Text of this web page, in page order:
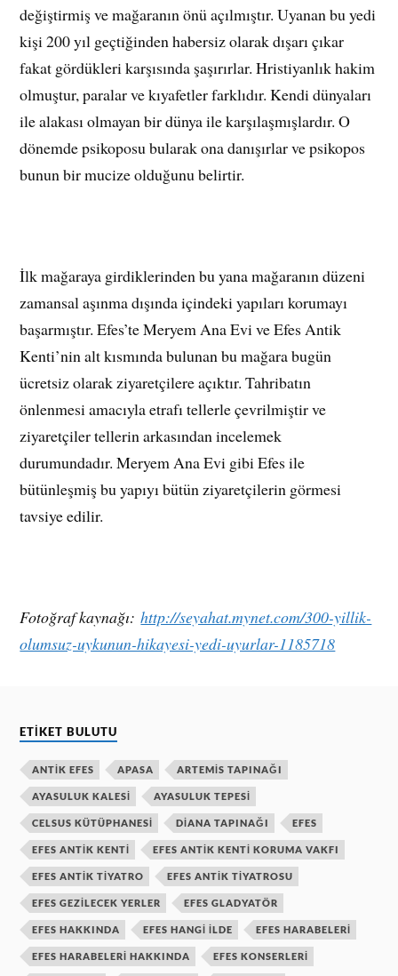
değiştirmiş ve mağaranın önü açılmıştır. Uyanan bu yedi
kişi 200 yıl geçtiğinden habersiz olarak dışarı çıkar
fakat gördükleri karşısında şaşırırlar. Hristiyanlık hakim
olmuştur, paralar ve kıyafetler farklıdır. Kendi dünyaları
ile alakası olmayan bir dünya ile karşılaşmışlardır. O
dönemde psikoposu bularak ona danışırlar ve psikopos
bunun bir mucize olduğunu belirtir.
İlk mağaraya girdiklerinden bu yana mağaranın düzeni
zamansal aşınma dışında içindeki yapıları korumayı
başarmıştır. Efes’te Meryem Ana Evi ve Efes Antik
Kenti’nin alt kısmında bulunan bu mağara bugün
ücretsiz olarak ziyaretçilere açıktır. Tahribatın
önlenmesi amacıyla etrafı tellerle çevrilmiştir ve
ziyaretçiler tellerin arkasından incelemek
durumundadır. Meryem Ana Evi gibi Efes ile
bütünleşmiş bu yapıyı bütün ziyaretçilerin görmesi
tavsiye edilir.
Fotoğraf kaynağı:http://seyahat.mynet.com/300-yillik-
olumsuz-uykunun-hikayesi-yedi-uyurlar-1185718
ETIKET BULUTU
ANTIK EFES APASA ARTEMIS TAPINAĞI
AYASULUK KALESI AYASULUK TEPESI
CELSUS KÜTÜPHANESI DIANA TAPINAĞI EFES
EFES ANTIK KENTI EFES ANTIK KENTI KORUMA VAKFI
EFES ANTIK TIYATRO EFES ANTIK TIYATROSU
EFES GEZILECEK YERLER EFES GLADYATÖR
EFES HAKKINDA EFES HANGI ILDE EFES HARABELERI
EFES HARABELERI HAKKINDA EFES KONSERLERI